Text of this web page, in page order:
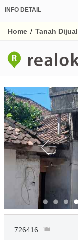
INFO DETAIL
Home / Tanah Dijual
726416